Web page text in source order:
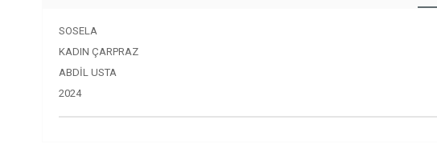
SOSELA
KADIN ÇARPRAZ
ABDİL USTA
2024